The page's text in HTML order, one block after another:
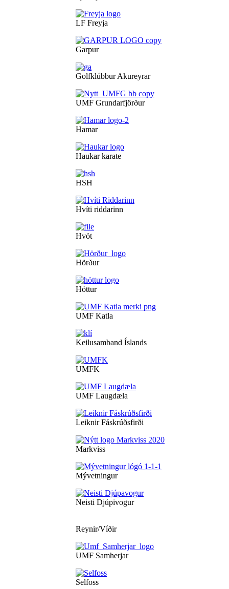
LF Freyja
Garpur
Golfklúbbur Akureyrar
UMF Grundarfjörður
Hamar
Haukar karate
HSH
Hvíti riddarinn
Hvöt
Hörður
Höttur
UMF Katla
Keilusamband Íslands
UMFK
UMF Laugdæla
Leiknir Fáskrúðsfirði
Markviss
Mývetningur
Neisti Djúpivogur
Reynir/Víðir
UMF Samherjar
Selfoss